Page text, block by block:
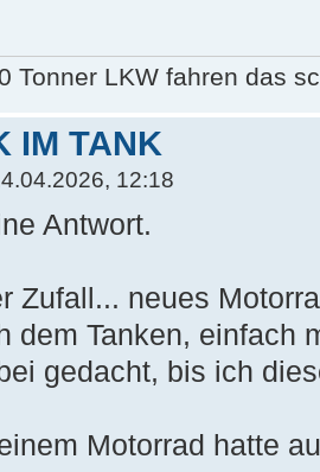
Tonner LKW fahren das
IM TANK
12:18
Antwort.
Zufall... neues
dem Tanken, einfach
gedacht, bis ich
Motorrad hatte